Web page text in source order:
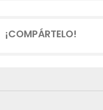
¡COMPÁRTELO!